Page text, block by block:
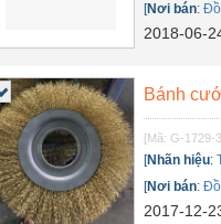
[Nơi bán:
2018-06-
Bánh
[Mã: G-1729-
[Nhãn hiệu:
[Nơi bán:
2017-12-